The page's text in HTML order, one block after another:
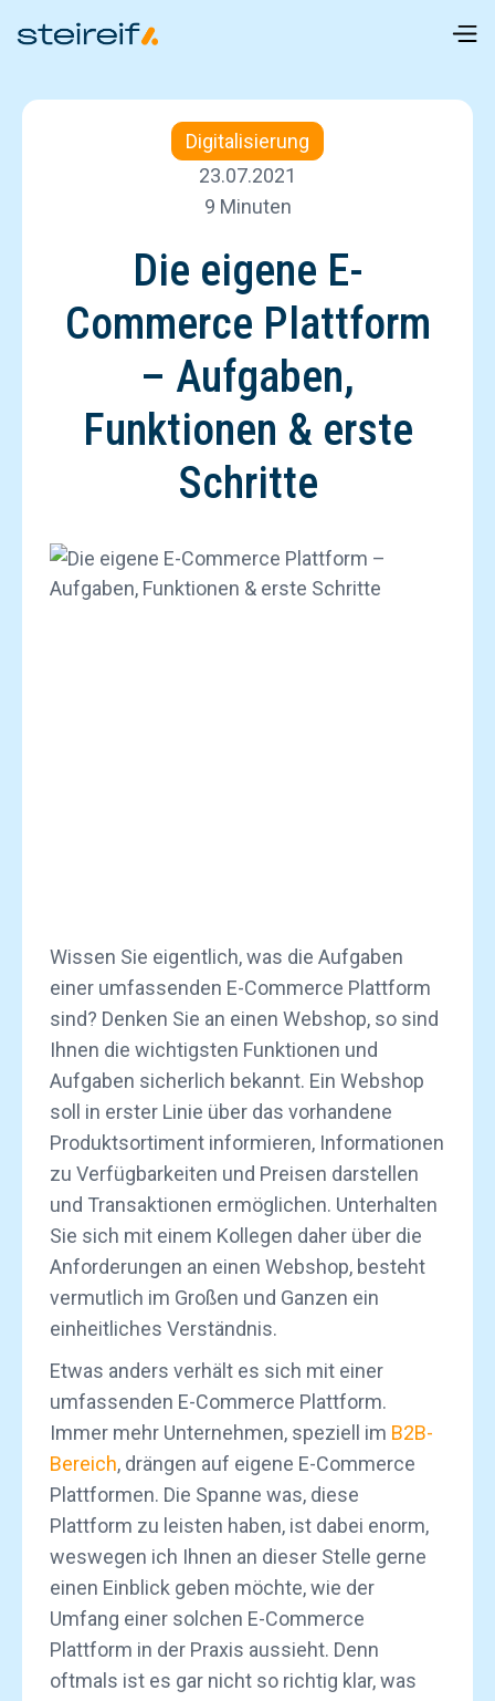
Digitalisierung
23.07.2021
9 Minuten
Die eigene E-
Commerce Plattform
– Aufgaben,
Funktionen & erste
Schritte
Wissen Sie eigentlich, was die Aufgaben
einer umfassenden E-Commerce Plattform
sind? Denken Sie an einen Webshop, so sind
Ihnen die wichtigsten Funktionen und
Aufgaben sicherlich bekannt. Ein Webshop
soll in erster Linie über das vorhandene
Produktsortiment informieren, Informationen
zu Verfügbarkeiten und Preisen darstellen
und Transaktionen ermöglichen. Unterhalten
Sie sich mit einem Kollegen daher über die
Anforderungen an einen Webshop, besteht
vermutlich im Großen und Ganzen ein
einheitliches Verständnis.
Etwas anders verhält es sich mit einer
umfassenden E-Commerce Plattform.
Immer mehr Unternehmen, speziell im B2B-
Bereich, drängen auf eigene E-Commerce
Plattformen. Die Spanne was, diese
Plattform zu leisten haben, ist dabei enorm,
weswegen ich Ihnen an dieser Stelle gerne
einen Einblick geben möchte, wie der
Umfang einer solchen E-Commerce
Plattform in der Praxis aussieht. Denn
oftmals ist es gar nicht so richtig klar, was